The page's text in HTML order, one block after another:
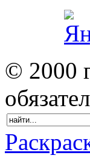
© 2000